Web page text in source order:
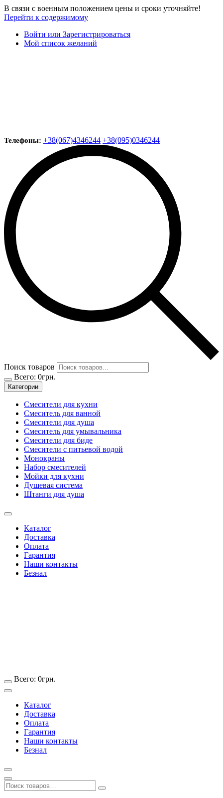
В связи с военным положением цены и сроки уточняйте!
Перейти к содержимому
Войти или Зарегистрироваться
Мой список желаний
Телефоны: +38(067)4346244 +38(095)0346244
Поиск товаров
Всего: 0грн.
Категории
Смесители для кухни
Смеситель для ванной
Смесители для душа
Смеситель для умывальника
Смесители для биде
Смесители с питьевой водой
Монокраны
Набор смесителей
Мойки для кухни
Душевая система
Штанги для душа
Каталог
Доставка
Оплата
Гарантия
Наши контакты
Безнал
Всего: 0грн.
Каталог
Доставка
Оплата
Гарантия
Наши контакты
Безнал